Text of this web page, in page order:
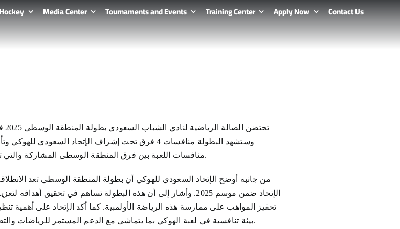
Media Center Tournaments and Events Training Center Apply Now
Contact Us
وستشهد البطولة منافسات 4 فرق تحت إشراف الإتحاد
منافسات اللعبة بين فرق المنطقة الوسطى المشاركة والتي تسعى إلى حصد الكأس والميداليات الذهبية للبطولة.
من جانبه أوضح الإتحاد السعودي للهوكي أن بطولة المنطقة الوسطى تعد
الإتحاد ضمن موسم 2025. وأشار إلى أن هذه البطولة تساهم في تحقيق
تحفيز المواهب على ممارسة هذه الرياضة الأولمبية. كما أكد الإتحاد على أهمية
بيئة تنافسية في لعبة الهوكي بما يتماشى مع الدعم المستمر للرياضات والتطور الرياضي الذي تشهده المملكة العربية السعودية.